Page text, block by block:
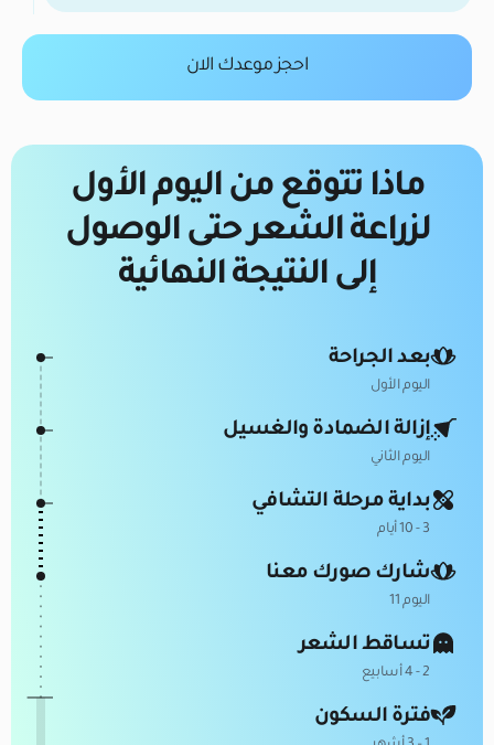
احجز موعدك الان
ماذا تتوقع من اليوم الأول
لزراعة الشعر حتى الوصول
إلى النتيجة النهائية
بعد الجراحة
اليوم الأول
إزالة الضمادة والغسيل
اليوم الثاني
بداية مرحلة التشافي
3 - 10 أيام
شارك صورك معنا
اليوم 11
تساقط الشعر
2 - 4 أسابيع
فترة السكون